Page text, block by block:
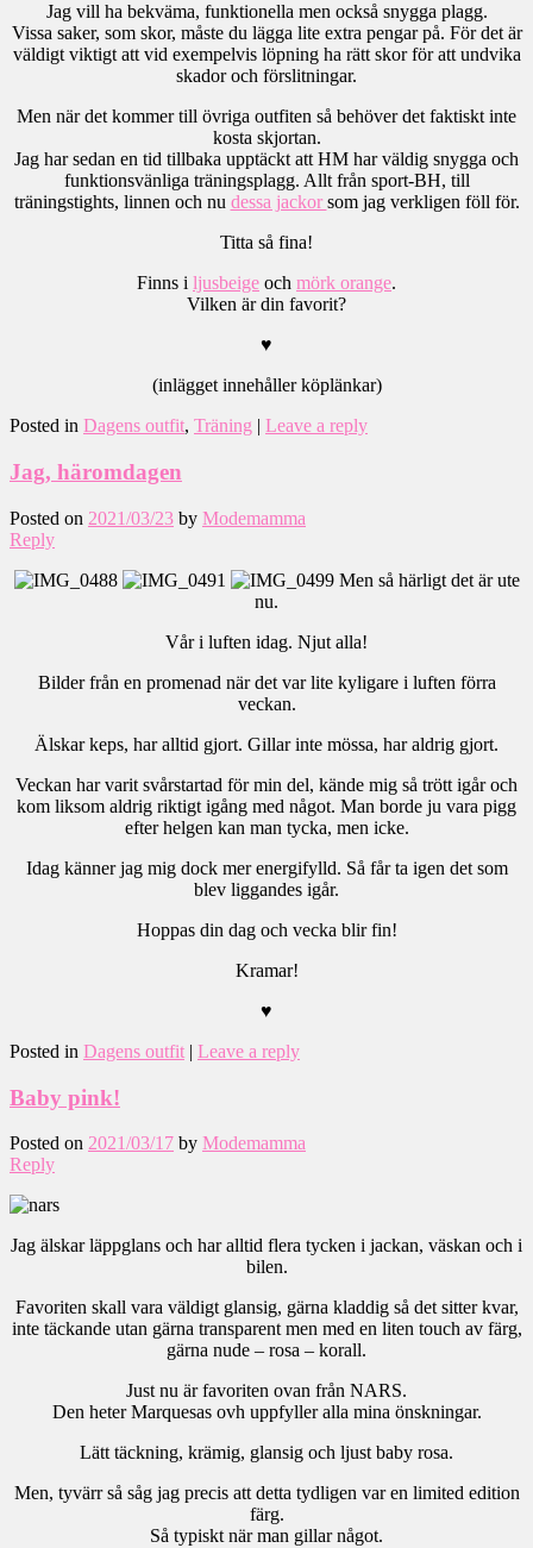
Jag vill ha bekväma, funktionella men också snygga plagg.
Vissa saker, som skor, måste du lägga lite extra pengar på. För det är
väldigt viktigt att vid exempelvis löpning ha rätt skor för att undvika
skador och förslitningar.
Men när det kommer till övriga outfiten så behöver det faktiskt inte
kosta skjortan.
Jag har sedan en tid tillbaka upptäckt att HM har väldig snygga och
funktionsvänliga träningsplagg. Allt från sport-BH, till
träningstights, linnen och nu dessa jackor som jag verkligen föll för.
Titta så fina!
Finns i ljusbeige och mörk orange.
Vilken är din favorit?
♥
(inlägget innehåller köplänkar)
Posted in Dagens outfit, Träning | Leave a reply
Jag, häromdagen
Posted on 2021/03/23 by Modemamma
Reply
Men så härligt det är ute
nu.
Vår i luften idag. Njut alla!
Bilder från en promenad när det var lite kyligare i luften förra
veckan.
Älskar keps, har alltid gjort. Gillar inte mössa, har aldrig gjort.
Veckan har varit svårstartad för min del, kände mig så trött igår och
kom liksom aldrig riktigt igång med något. Man borde ju vara pigg
efter helgen kan man tycka, men icke.
Idag känner jag mig dock mer energifylld. Så får ta igen det som
blev liggandes igår.
Hoppas din dag och vecka blir fin!
Kramar!
♥
Posted in Dagens outfit | Leave a reply
Baby pink!
Posted on 2021/03/17 by Modemamma
Reply
Jag älskar läppglans och har alltid flera tycken i jackan, väskan och i
bilen.
Favoriten skall vara väldigt glansig, gärna kladdig så det sitter kvar,
inte täckande utan gärna transparent men med en liten touch av färg,
gärna nude – rosa – korall.
Just nu är favoriten ovan från NARS.
Den heter Marquesas ovh uppfyller alla mina önskningar.
Lätt täckning, krämig, glansig och ljust baby rosa.
Men, tyvärr så såg jag precis att detta tydligen var en limited edition
färg.
Så typiskt när man gillar något.